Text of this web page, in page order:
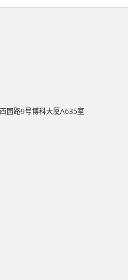
园路9号博科大厦A635室